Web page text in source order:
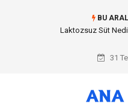
BU
Cold mix asphalt plant (Soğuk
31